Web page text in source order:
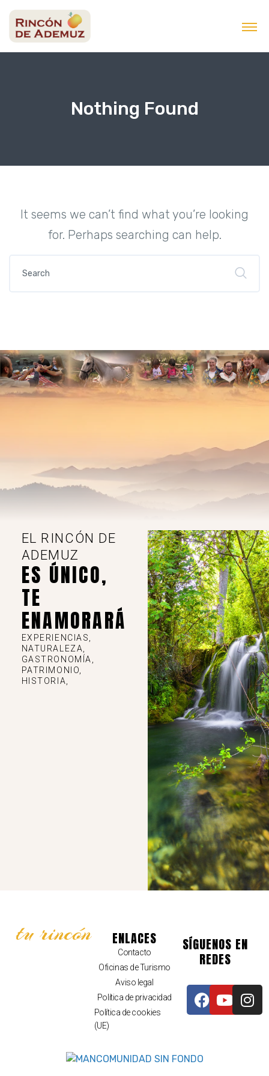
Nothing Found
It seems we can’t find what you’re looking
for. Perhaps searching can help.
EL RINCÓN DE
ADEMUZ
ES ÚNICO,
TE
ENAMORARÁ
EXPERIENCIAS,
NATURALEZA,
GASTRONOMÍA,
PATRIMONIO,
HISTORIA,
tu rincón ENLACES
Contacto
Oficinas de Turismo
Aviso legal
Política de privacidad
Política de cookies
(UE)
SÍGUENOS EN
REDES